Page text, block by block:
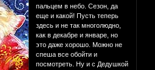
пальцем в небо. Сезон, да
еще и какой! Пусть теперь
здесь и не так многолюдно,
как в декабре и январе, но
это даже хорошо. Можно не
спеша все обойти и
посмотреть. Ну и с Дедушкой